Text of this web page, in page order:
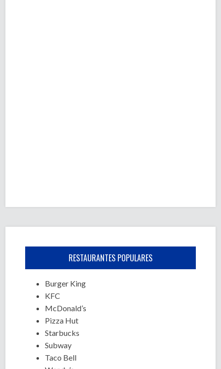
RESTAURANTES POPULARES
Burger King
KFC
McDonald’s
Pizza Hut
Starbucks
Subway
Taco Bell